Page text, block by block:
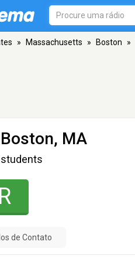
» Massachusetts » Boston »
MA
de Contato